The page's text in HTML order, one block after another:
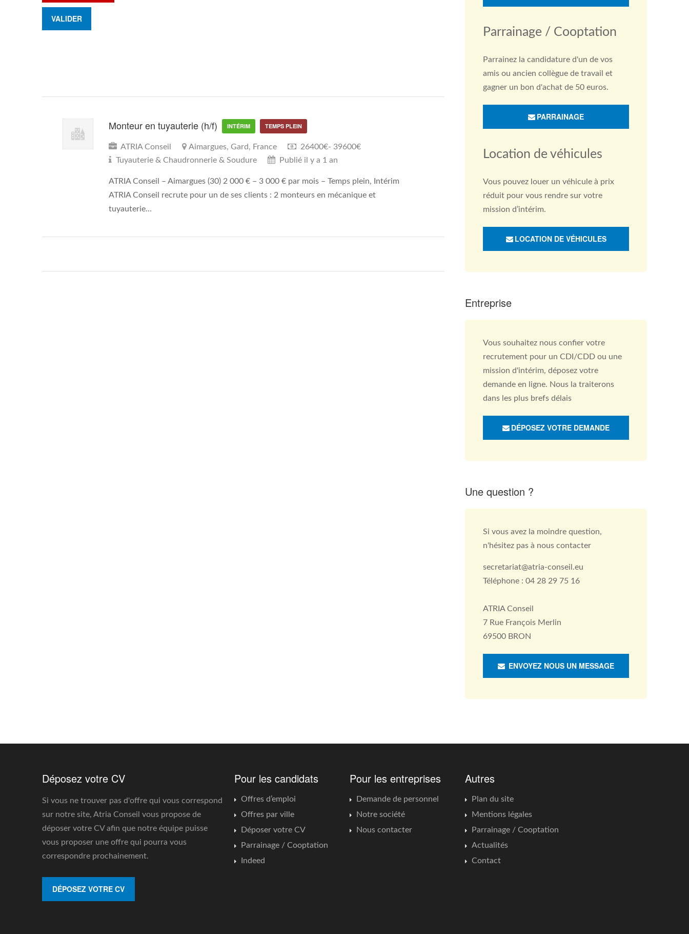
Monteur en tuyauterie (h/f) INTÉRIM TEMPS PLEIN
ATRIA Conseil Aimargues, Gard, France
26400€- 39600€
Tuyauterie & Chaudronnerie & Soudure
Publié il y a 1 an
ATRIA Conseil – Aimargues (30) 2 000 € – 3 000 € par mois – Temps plein, Intérim
ATRIA Conseil recrute pour un de ses clients : 2 monteurs en mécanique et
tuyauterie…
Parrainage / Cooptation
Parrainez la candidature d'un de vos
amis ou ancien collègue de travail et
gagner un bon d'achat de 50 euros.
PARRAINAGE
Location de véhicules
Vous pouvez louer un véhicule à prix
réduit pour vous rendre sur votre
mission d’intérim.
LOCATION DE VÉHICULES
Entreprise
Vous souhaitez nous confier votre
recrutement pour un CDI/CDD ou une
mission d'intérim, déposez votre
demande en ligne. Nous la traiterons
dans les plus brefs délais
DÉPOSEZ VOTRE DEMANDE
Une question ?
Si vous avez la moindre question,
n'hésitez pas à nous contacter
secretariat@atria-conseil.eu
Téléphone : 04 28 29 75 16
ATRIA Conseil
7 Rue François Merlin
69500 BRON
ENVOYEZ NOUS UN MESSAGE
Déposez votre CV
Si vous ne trouver pas d'offre qui vous correspond
sur notre site, Atria Conseil vous propose de
déposer votre CV afin que notre équipe puisse
vous proposer une offre qui pourra vous
correspondre prochainement.
DÉPOSEZ VOTRE CV
Pour les candidats
Offres d’emploi
Offres par ville
Déposer votre CV
Parrainage / Cooptation
Indeed
Pour les entreprises
Demande de personnel
Notre société
Nous contacter
Autres
Plan du site
Mentions légales
Parrainage / Cooptation
Actualités
Contact